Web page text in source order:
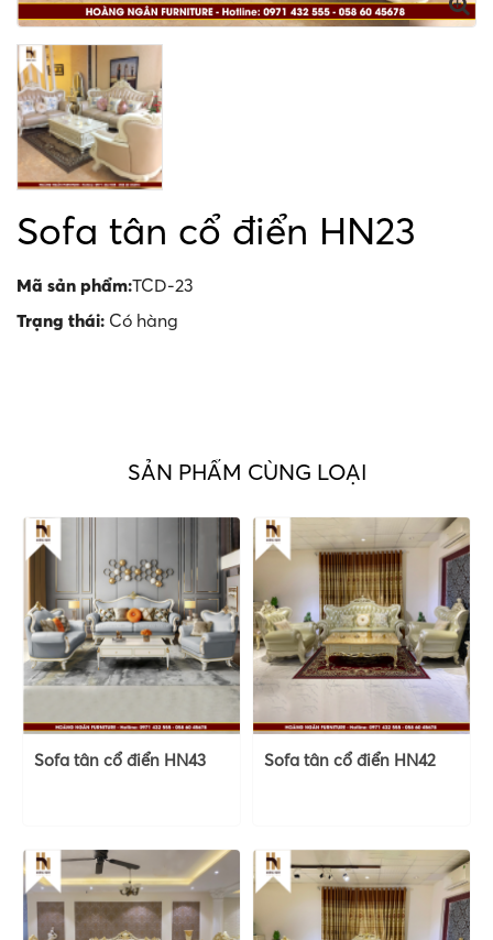
Sofa tân cổ điển HN23
Mã sản phẩm:TCD-23
Trạng thái: Có hàng
SẢN PHẨM CÙNG LOẠI
Sofa tân cổ điển HN43 Sofa tân cổ điển HN42